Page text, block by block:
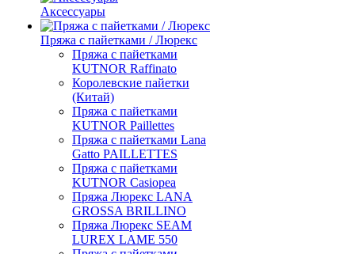
Аксессуары
Пряжа с пайетками / Люрекс
Пряжа с пайетками
KUTNOR Raffinato
Королевские пайетки
(Китай)
Пряжа с пайетками
KUTNOR Paillettes
Пряжа с пайетками Lana
Gatto PAILLETTES
Пряжа с пайетками
KUTNOR Casiopea
Пряжа Люрекс LANA
GROSSA BRILLINO
Пряжа Люрекс SEAM
LUREX LAME 550